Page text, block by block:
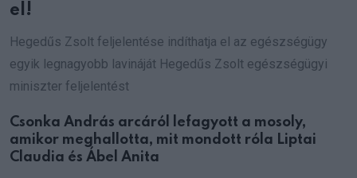
el!
Hegedűs Zsolt feljelentése indíthatja el az egészségügy
egyik legnagyobb lavináját Hegedűs Zsolt egészségügyi
miniszter feljelentést
Csonka András arcáról lefagyott a mosoly,
amikor meghallotta, mit mondott róla Liptai
Claudia és Ábel Anita